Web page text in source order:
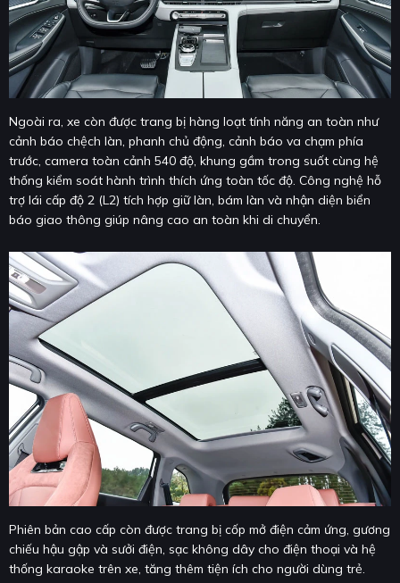
Ngoài ra, xe còn được trang bị hàng loạt tính năng an toàn như
cảnh báo chệch làn, phanh chủ động, cảnh báo va chạm phía
trước, camera toàn cảnh 540 độ, khung gầm trong suốt cùng hệ
thống kiểm soát hành trình thích ứng toàn tốc độ. Công nghệ hỗ
trợ lái cấp độ 2 (L2) tích hợp giữ làn, bám làn và nhận diện biển
báo giao thông giúp nâng cao an toàn khi di chuyển.
Phiên bản cao cấp còn được trang bị cốp mở điện cảm ứng, gương
chiếu hậu gập và sưởi điện, sạc không dây cho điện thoại và hệ
thống karaoke trên xe, tăng thêm tiện ích cho người dùng trẻ.